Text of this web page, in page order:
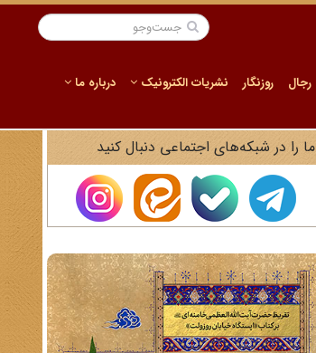
رجال روزنگار نشریات الکترونیک درباره ما
ما را در شبکه‌های اجتماعی دنبال کنید